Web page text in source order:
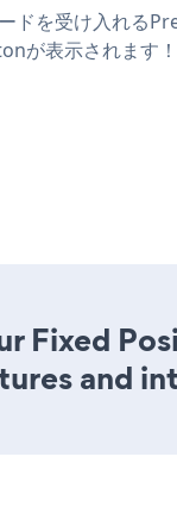
ドを受け入れる
が表示されます！
Fixed
and